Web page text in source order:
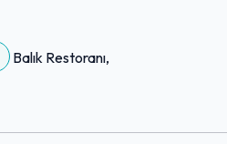
Balık Restoranı,